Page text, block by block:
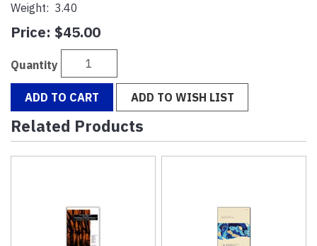
Weight: 3.40
Price: $45.00
Quantity
ADD TO CART ADD TO WISH LIST
Related Products